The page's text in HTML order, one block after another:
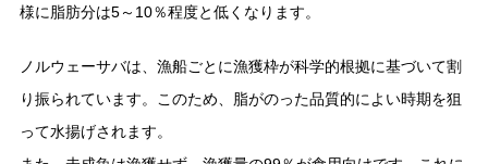
様に脂肪分は5～10％程度と低くなります。
ノルウェーサバは、漁船ごとに漁獲枠が科学的根拠に基づいて割
り振られています。このため、脂がのった品質的によい時期を狙
って水揚げされます。